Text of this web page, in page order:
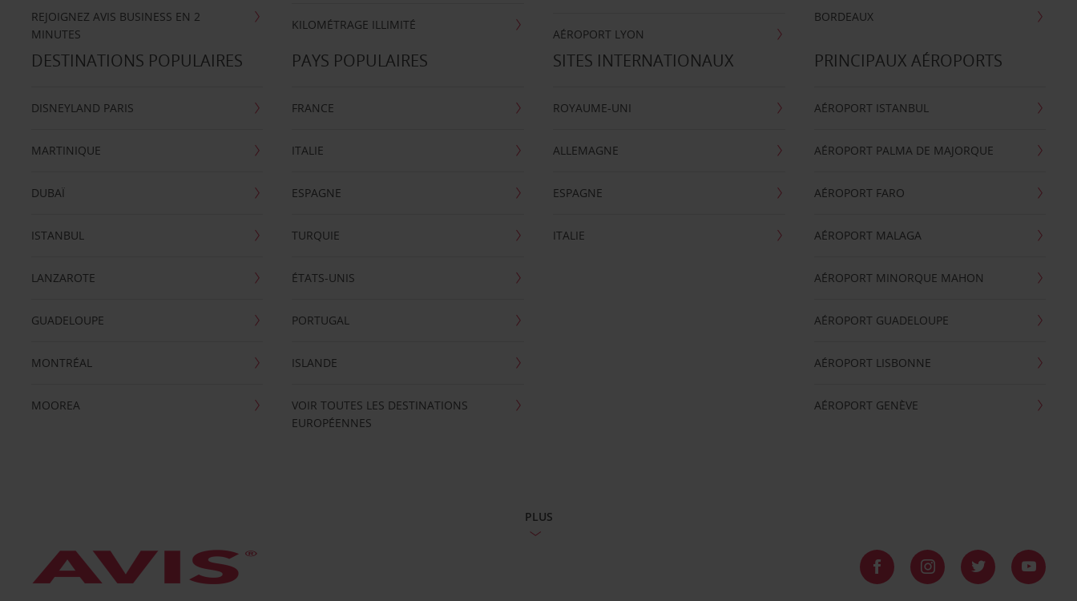
REJOIGNEZ AVIS BUSINESS EN 2
MINUTES
KILOMÉTRAGE ILLIMITÉ
AÉROPORT LYON
BORDEAUX
DESTINATIONS POPULAIRES
DISNEYLAND PARIS
MARTINIQUE
DUBAÏ
ISTANBUL
LANZAROTE
GUADELOUPE
MONTRÉAL
MOOREA
PAYS POPULAIRES
FRANCE
ITALIE
ESPAGNE
TURQUIE
ÉTATS-UNIS
PORTUGAL
ISLANDE
VOIR TOUTES LES DESTINATIONS
EUROPÉENNES
SITES INTERNATIONAUX
ROYAUME-UNI
ALLEMAGNE
ESPAGNE
ITALIE
PRINCIPAUX AÉROPORTS
AÉROPORT ISTANBUL
AÉROPORT PALMA DE MAJORQUE
AÉROPORT FARO
AÉROPORT MALAGA
AÉROPORT MINORQUE MAHON
AÉROPORT GUADELOUPE
AÉROPORT LISBONNE
AÉROPORT GENÈVE
PLUS